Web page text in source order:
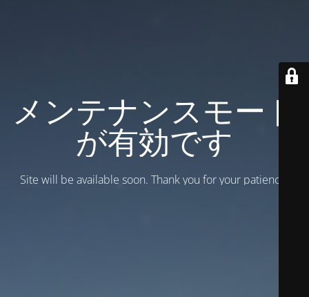
メンテナンスモード
が有効です
Site will be available soon. Thank you for your patience!